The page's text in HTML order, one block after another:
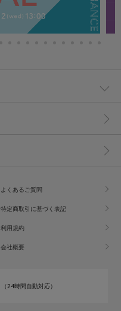
よくあるご質問
特定商取引に基づく表記
利用規約
会社概要
（24時間自動対応）